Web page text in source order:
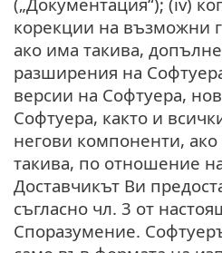
корекции на възможни
ако има такива,
разширения на
версии на Софтуера,
Софтуера, както и
негови компоненти, ако
такива, по отношение
Доставчикът Ви
съгласно чл. 3 от
Споразумение.